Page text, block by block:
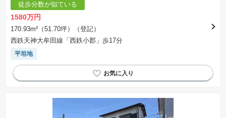
徒歩分数が似ている
1580万円
170.93m²（51.70坪）（登記）
西鉄天神大牟田線「西鉄小郡」歩17分
平坦地